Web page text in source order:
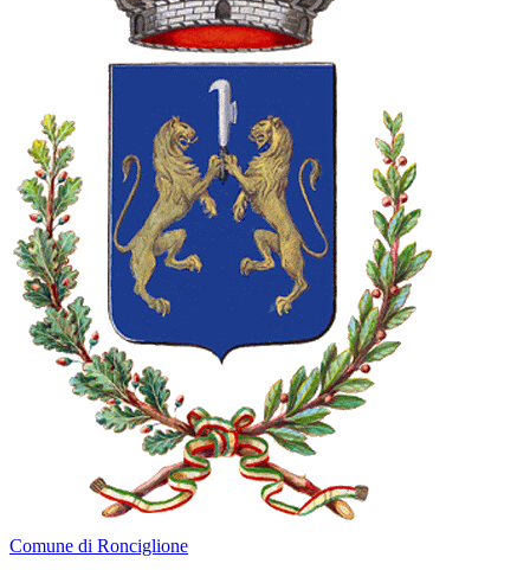
Comune di Ronciglione